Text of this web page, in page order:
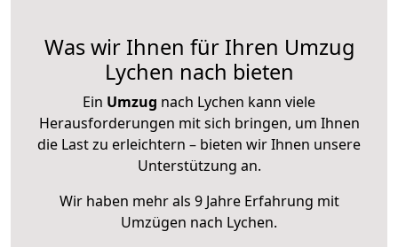
Was wir Ihnen für Ihren Umzug
Lychen nach bieten
Ein Umzug nach Lychen kann viele
Herausforderungen mit sich bringen, um Ihnen
die Last zu erleichtern – bieten wir Ihnen unsere
Unterstützung an.
Wir haben mehr als 9 Jahre Erfahrung mit
Umzügen nach Lychen.